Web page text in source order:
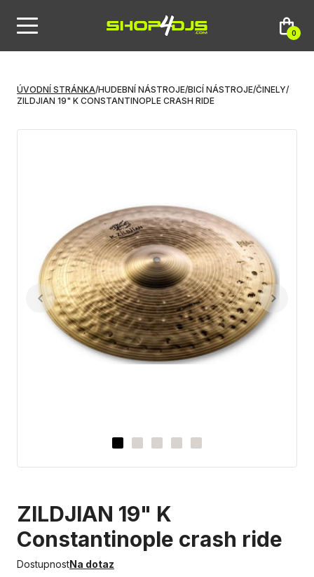
0
ÚVODNÍ STRÁNKA/HUDEBNÍ NÁSTROJE/BICÍ NÁSTROJE/ČINELY/
ZILDJIAN 19" K CONSTANTINOPLE CRASH RIDE
ZILDJIAN 19" K
Constantinople crash ride
DostupnostNa dotaz